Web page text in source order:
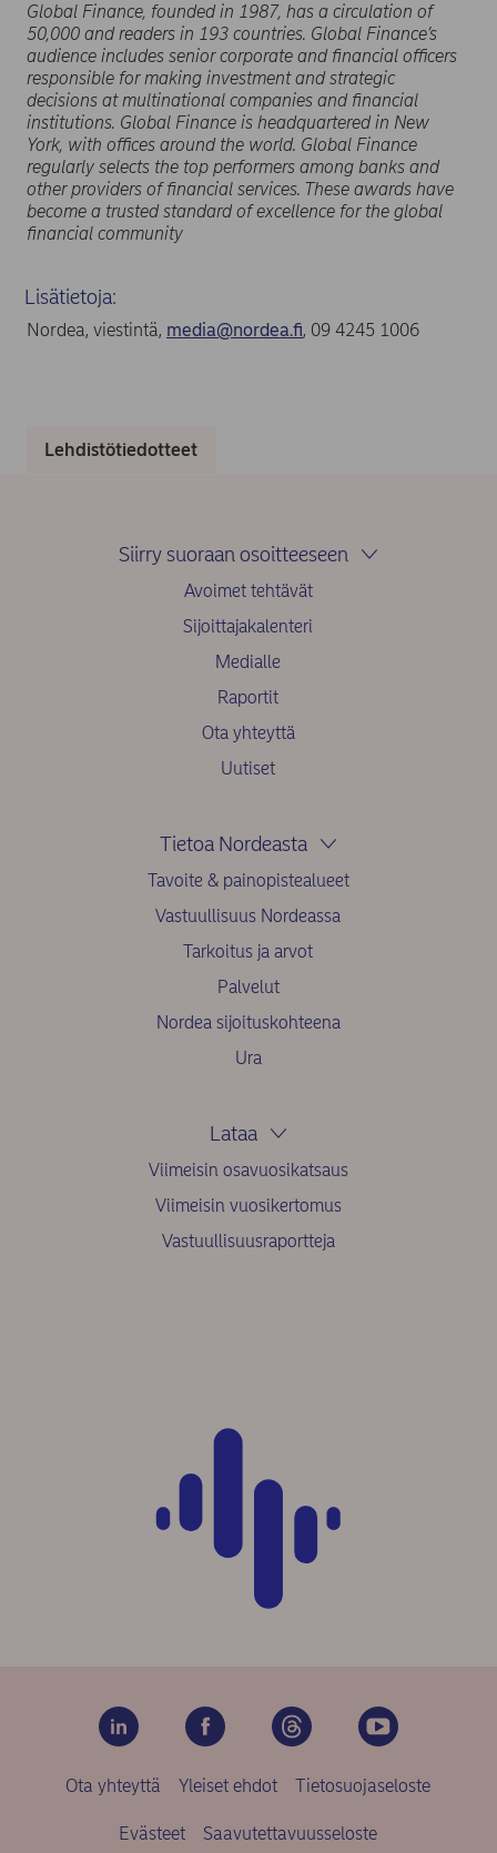
Global Finance, founded in 1987, has a circulation of
50,000 and readers in 193 countries. Global Finance’s
audience includes senior corporate and financial officers
responsible for making investment and strategic
decisions at multinational companies and financial
institutions. Global Finance is headquartered in New
York, with offices around the world. Global Finance
regularly selects the top performers among banks and
other providers of financial services. These awards have
become a trusted standard of excellence for the global
financial community
Lisätietoja:
Nordea, viestintä, media@nordea.fi, 09 4245 1006
Lehdistötiedotteet
Siirry suoraan osoitteeseen
Avoimet tehtävät
Sijoittajakalenteri
Medialle
Raportit
Ota yhteyttä
Uutiset
Tietoa Nordeasta
Tavoite & painopistealueet
Vastuullisuus Nordeassa
Tarkoitus ja arvot
Palvelut
Nordea sijoituskohteena
Ura
Lataa
Viimeisin osavuosikatsaus
Viimeisin vuosikertomus
Vastuullisuusraportteja
Ota yhteyttä Yleiset ehdot Tietosuojaseloste
Evästeet Saavutettavuusseloste